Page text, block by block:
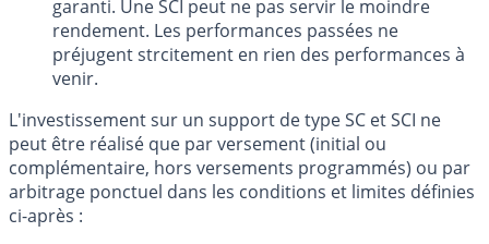
garanti. Une SCI peut ne pas servir le moindre
rendement. Les performances passées ne
préjugent strcitement en rien des performances à
venir.
L'investissement sur un support de type SC et SCI ne
peut être réalisé que par versement (initial ou
complémentaire, hors versements programmés) ou par
arbitrage ponctuel dans les conditions et limites définies
ci-après :